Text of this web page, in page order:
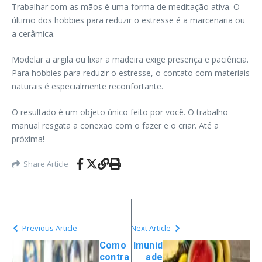
Trabalhar com as mãos é uma forma de meditação ativa. O
último dos hobbies para reduzir o estresse é a marcenaria ou
a cerâmica.
Modelar a argila ou lixar a madeira exige presença e paciência.
Para hobbies para reduzir o estresse, o contato com materiais
naturais é especialmente reconfortante.
O resultado é um objeto único feito por você. O trabalho
manual resgata a conexão com o fazer e o criar. Até a
próxima!
Share Article
Previous Article
Como
contra
Next Article
Imunid
ade